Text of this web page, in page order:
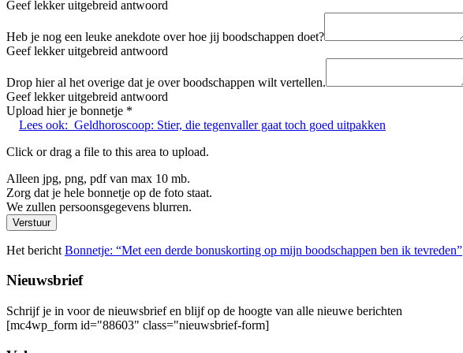
Geef lekker uitgebreid antwoord
Heb je nog een leuke anekdote over hoe jij boodschappen doet?
Geef lekker uitgebreid antwoord
Drop hier al het overige dat je over boodschappen wilt vertellen.
Geef lekker uitgebreid antwoord
Upload hier je bonnetje *
Lees ook: Geldhoroscoop: Stier, die tegenvaller gaat toch goed uitpakken
Click or drag a file to this area to upload.
Alleen jpg, png, pdf van max 10 mb.
Zorg dat je hele bonnetje op de foto staat.
We zullen persoonsgegevens blurren.
Verstuur
Het bericht Bonnetje: “Met een derde bonuskorting op mijn boodschappen ben ik tevreden”
Nieuwsbrief
Schrijf je in voor de nieuwsbrief en blijf op de hoogte van alle nieuwe berichten
[mc4wp_form id="88603" class="nieuwsbrief-form]